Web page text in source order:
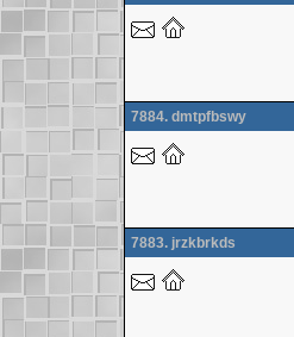
7884. dmtpfbswy
7883. jrzkbrkds